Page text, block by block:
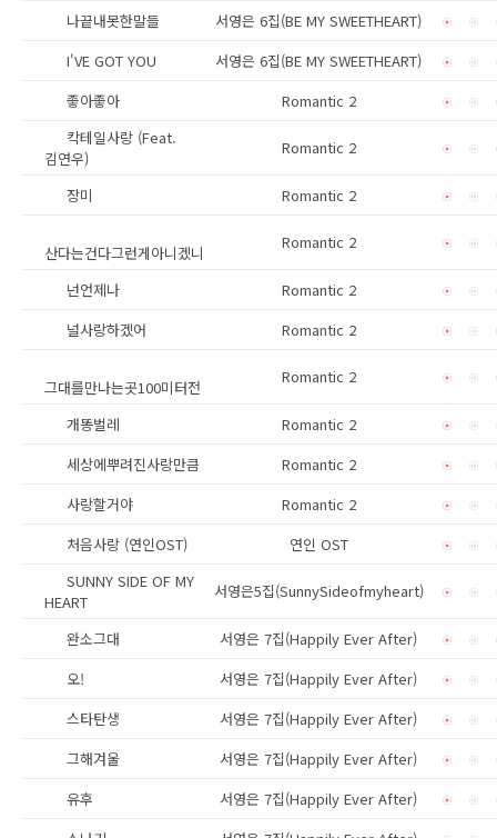
나끝내못한말들
서영은 6집(BE MY SWEETHEART)
I'VE GOT YOU
서영은 6집(BE MY SWEETHEART)
좋아좋아
Romantic 2
칵테일사랑 (Feat.
김연우)
Romantic 2
장미 Romantic 2
산다는건다그런게아니겠니
Romantic 2
넌언제나
Romantic 2
널사랑하겠어
Romantic 2
그대를만나는곳100미터전
Romantic 2
개똥벌레
Romantic 2
세상에뿌려진사랑만큼
Romantic 2
사랑할거야
Romantic 2
처음사랑 (연인OST)
연인 OST
SUNNY SIDE OF MY
HEART
서영은5집(SunnySideofmyheart)
완소그대
서영은 7집(Happily Ever After)
오!
서영은 7집(Happily Ever After)
스타탄생
서영은 7집(Happily Ever After)
그해겨울
서영은 7집(Happily Ever After)
유후
서영은 7집(Happily Ever After)